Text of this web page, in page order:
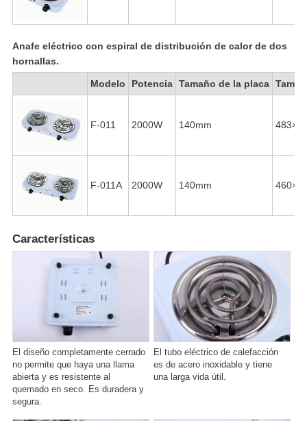
Anafe eléctrico con espiral de distribución de calor de dos
hornallas.
Modelo Potencia Tamaño de la placa
F-011 2000W 140mm
F-011A 2000W 140mm
Características
El diseño completamente cerrado
no permite que haya una llama
abierta y es resistente al
quemado en seco. Es duradera y
segura.
El tubo eléctrico de calefacción
es de acero inoxidable y tiene
una larga vida útil.